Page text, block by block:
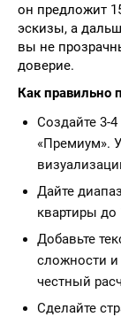
он предложит
эскизы, а
вы не
доверие.
Как правильно
Создайте 3-
«Премиум».
Дайте
квартиры
Добавьте
сложности
честный
Сделайте